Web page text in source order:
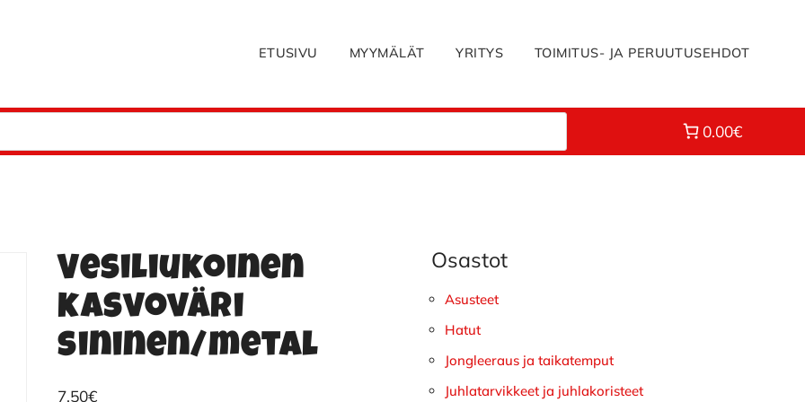
ETUSIVU MYYMÄLÄT YRITYS TOIMITUS- JA PERUUTUSEHDOT
0.00€
Vesiliukoinen
kasvoväri
sininen/metal
7.50€
Ensisijainen
sivupalkki
Osastot
Asusteet
Hatut
Jongleeraus ja taikatemput
Juhlatarvikkeet ja juhlakoristeet